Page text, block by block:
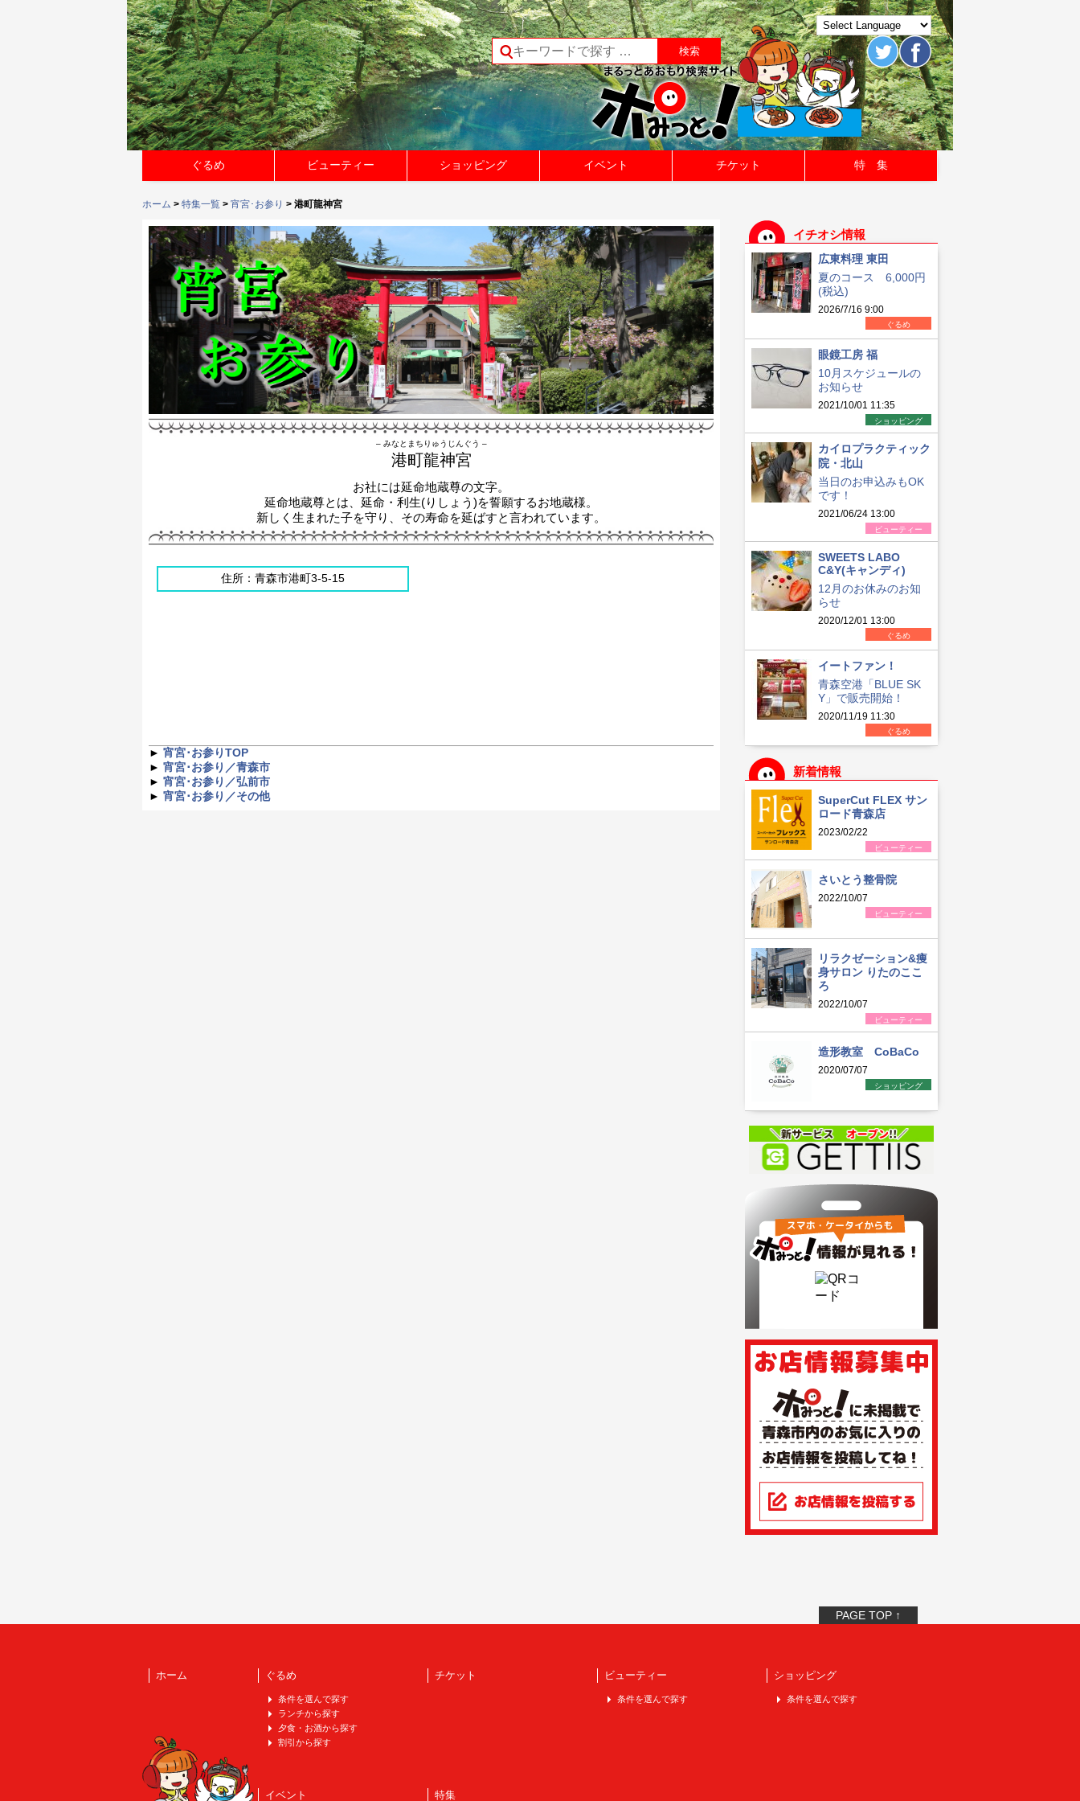
ぐるめ ビューティー ショッピング イベント チケット 特 集
ホーム > 特集一覧 > 宵宮･お参り > 港町龍神宮
– みなとまちりゅうじんぐう –
港町龍神宮
お社には延命地蔵尊の文字。
延命地蔵尊とは、延命・利生(りしょう)を誓願するお地蔵様。
新しく生まれた子を守り、その寿命を延ばすと言われています。
住所：青森市港町3-5-15
► 宵宮･お参りTOP
► 宵宮･お参り／青森市
► 宵宮･お参り／弘前市
► 宵宮･お参り／その他
イチオシ情報
広東料理 東田
夏のコース 6,000円
(税込)
2026/7/16 9:00
ぐるめ
眼鏡工房 福
10月スケジュールの
お知らせ
2021/10/01 11:35
ショッピング
カイロプラクティック
院・北山
当日のお申込みもOK
です！
2021/06/24 13:00
ビューティー
SWEETS LABO
C&Y(キャンディ)
12月のお休みのお知
らせ
2020/12/01 13:00
ぐるめ
イートファン！
青森空港「BLUE SK
Y」で販売開始！
2020/11/19 11:30
ぐるめ
新着情報
SuperCut FLEX サン
ロード青森店
2023/02/22
ビューティー
さいとう整骨院
2022/10/07
ビューティー
リラクゼーション&痩
身サロン りたのここ
ろ
2022/10/07
ビューティー
造形教室 CoBaCo
2020/07/07
ショッピング
PAGE TOP ↑
ホーム ぐるめ
条件を選んで探す
ランチから探す
夕食・お酒から探す
割引から探す
チケット ビューティー
条件を選んで探す
ショッピング
条件を選んで探す
イベント 特集